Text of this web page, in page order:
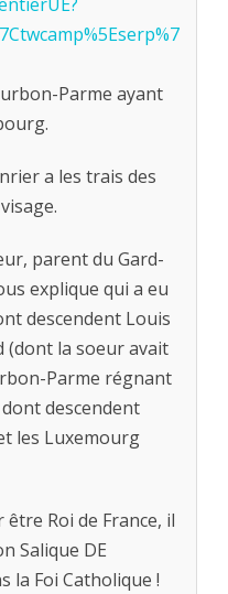
Parme ayant
a les trais des
parent du Gard-
explique qui a eu
descendent Louis
(dont la soeur avait
Parme régnant
descendent
les Luxemourg
être Roi de France, il
Salique DE
la Foi Catholique !